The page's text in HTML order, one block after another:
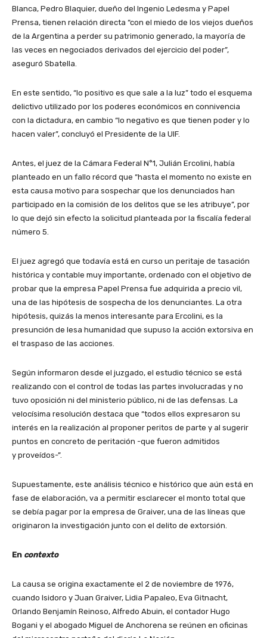
Blanca, Pedro Blaquier, dueño del Ingenio Ledesma y Papel
Prensa, tienen relación directa “con el miedo de los viejos dueños
de la Argentina a perder su patrimonio generado, la mayoría de
las veces en negociados derivados del ejercicio del poder”,
aseguró Sbatella.
En este sentido, “lo positivo es que sale a la luz” todo el esquema
delictivo utilizado por los poderes económicos en connivencia
con la dictadura, en cambio “lo negativo es que tienen poder y lo
hacen valer”, concluyó el Presidente de la UIF.
Antes, el juez de la Cámara Federal N°1, Julián Ercolini, había
planteado en un fallo récord que “hasta el momento no existe en
esta causa motivo para sospechar que los denunciados han
participado en la comisión de los delitos que se les atribuye”, por
lo que dejó sin efecto la solicitud planteada por la fiscalía federal
número 5.
El juez agregó que todavía está en curso un peritaje de tasación
histórica y contable muy importante, ordenado con el objetivo de
probar que la empresa Papel Prensa fue adquirida a precio vil,
una de las hipótesis de sospecha de los denunciantes. La otra
hipótesis, quizás la menos interesante para Ercolini, es la
presunción de lesa humanidad que supuso la acción extorsiva en
el traspaso de las acciones.
Según informaron desde el juzgado, el estudio técnico se está
realizando con el control de todas las partes involucradas y no
tuvo oposición ni del ministerio público, ni de las defensas. La
velocísima resolución destaca que “todos ellos expresaron su
interés en la realización al proponer peritos de parte y al sugerir
puntos en concreto de peritación -que fueron admitidos
y proveídos-”.
Supuestamente, este análisis técnico e histórico que aún está en
fase de elaboración, va a permitir esclarecer el monto total que
se debía pagar por la empresa de Graiver, una de las líneas que
originaron la investigación junto con el delito de extorsión.
En contexto
La causa se origina exactamente el 2 de noviembre de 1976,
cuando Isidoro y Juan Graiver, Lidia Papaleo, Eva Gitnacht,
Orlando Benjamín Reinoso, Alfredo Abuin, el contador Hugo
Bogani y el abogado Miguel de Anchorena se reúnen en oficinas